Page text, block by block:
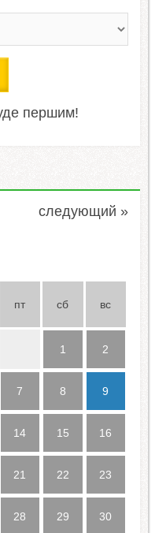
першим!
следующий »
пт сб вс
1 2
7 8 9
14 15 16
21 22 23
28 29 30